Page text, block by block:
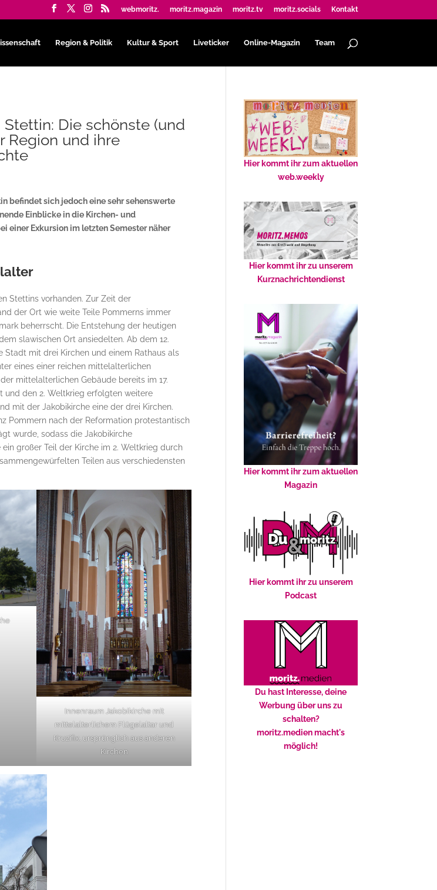
webmoritz. moritz.magazin moritz.tv moritz.socials Kontakt
Region & Politik Kultur & Sport Liveticker Online-Magazin Team
Die schönste (und
Region und ihre
befindet sich jedoch eine sehr sehenswerte
Einblicke in die Kirchen- und
einer Exkursion im letzten Semester näher
Stettins vorhanden. Zur Zeit der
der Ort wie weite Teile Pommerns immer
beherrscht. Die Entstehung der heutigen
slawischen Ort ansiedelten. Ab dem 12.
Stadt mit drei Kirchen und einem Rathaus als
eines einer reichen mittelalterlichen
mittelalterlichen Gebäude bereits im 17.
und den 2. Weltkrieg erfolgten weitere
mit der Jakobikirche eine der drei Kirchen.
Pommern nach der Reformation protestantisch
wurde, sodass die Jakobikirche
großer Teil der Kirche im 2. Weltkrieg durch
Teilen aus verschiedensten
Innenraum Jakobikirche mit
mittelalterlichem Flügelaltar und
Kruzifix, ursprünglich aus anderen
Kirchen
Hier kommt ihr zum aktuellen
web.weekly
Hier kommt ihr zu unserem
Kurznachrichtendienst
Hier kommt ihr zum aktuellen
Magazin
Hier kommt ihr zu unserem
Podcast
Du hast Interesse, deine
Werbung über uns zu
schalten?
moritz.medien macht's
möglich!